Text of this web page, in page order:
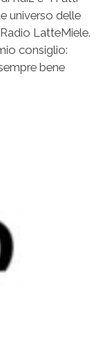
universo delle
LatteMiele.
consiglio:
bene